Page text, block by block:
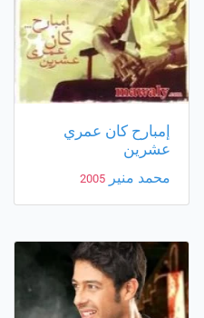
إمبارح كان عمري
عشرين
محمد منير 2005